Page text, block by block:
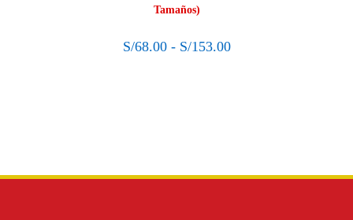
Tamaños)
S/68.00 - S/153.00